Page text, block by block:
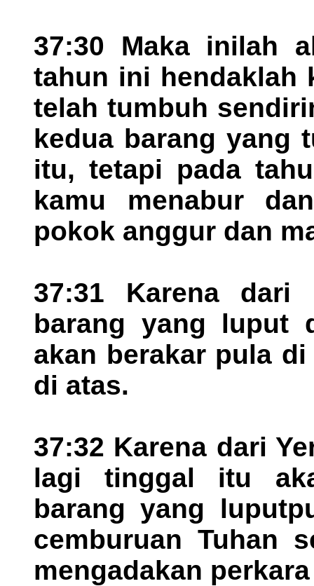
37:30 Maka inilah
tahun ini hendaklah
telah tumbuh
kedua barang yang
itu, tetapi pada
kamu menabur
pokok anggur dan
37:31 Karena dari
barang yang luput
akan berakar pula
di atas.
37:32 Karena dari
lagi tinggal itu
barang yang
cemburuan Tuhan
mengadakan